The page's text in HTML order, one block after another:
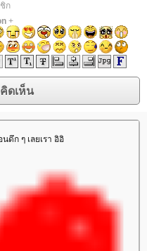
ก
+
ดึก ๆ เลยเรา อิอิ